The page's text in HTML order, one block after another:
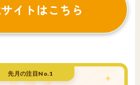
イトはこちら
先月の注目No.1